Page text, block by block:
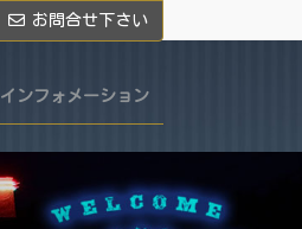
お問合せ下さい
インフォメーション